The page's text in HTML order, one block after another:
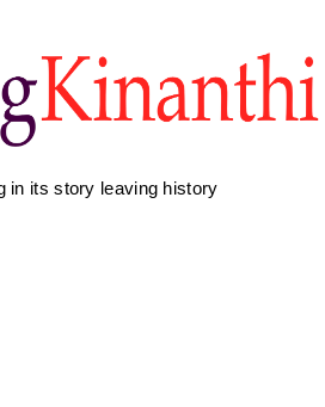
in its story leaving history